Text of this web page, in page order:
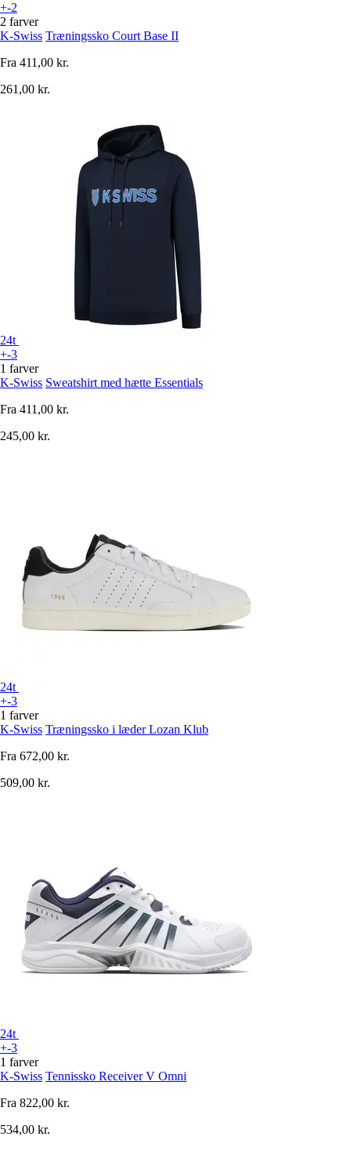
+-2
2 farver
K-Swiss Træningssko Court Base II
Fra 411,00 kr.
261,00 kr.
24t
+-3
1 farver
K-Swiss Sweatshirt med hætte Essentials
Fra 411,00 kr.
245,00 kr.
24t
+-3
1 farver
K-Swiss Træningssko i læder Lozan Klub
Fra 672,00 kr.
509,00 kr.
24t
+-3
1 farver
K-Swiss Tennissko Receiver V Omni
Fra 822,00 kr.
534,00 kr.